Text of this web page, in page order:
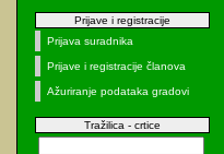
Prijave i registracije
Prijava suradnika
Prijave i registracije članova
Ažuriranje podataka gradovi
Tražilica - crtice